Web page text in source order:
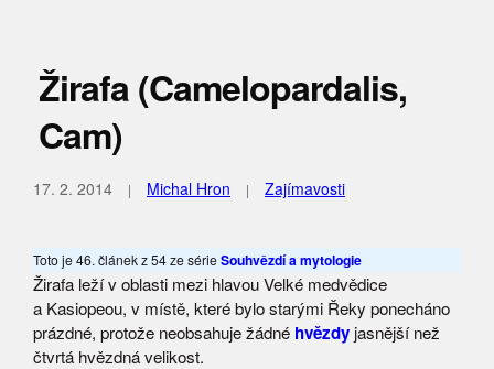
Žirafa (Camelopardalis,
Cam)
17. 2. 2014 Michal Hron Zajímavosti
Toto je 46. článek z 54 ze sérieSouhvězdí a mytologie
Žirafa leží v oblasti mezi hlavou Velké medvědice
a Kasiopeou, v místě, které bylo starými Řeky ponecháno
prázdné, protože neobsahuje žádné hvězdy jasnější než
čtvrtá hvězdná velikost.